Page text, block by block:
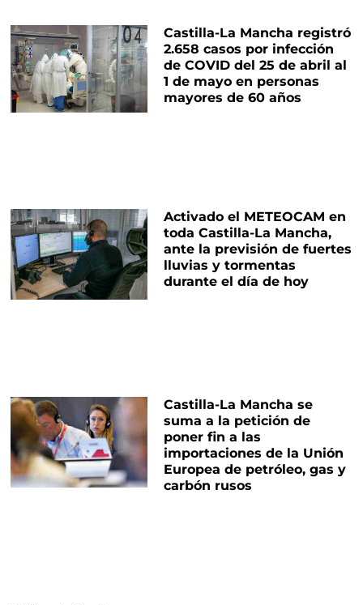
Castilla-La Mancha registró
2.658 casos por infección
de COVID del 25 de abril al
1 de mayo en personas
mayores de 60 años
Activado el METEOCAM en
toda Castilla-La Mancha,
ante la previsión de fuertes
lluvias y tormentas
durante el día de hoy
Castilla-La Mancha se
suma a la petición de
poner fin a las
importaciones de la Unión
Europea de petróleo, gas y
carbón rusos